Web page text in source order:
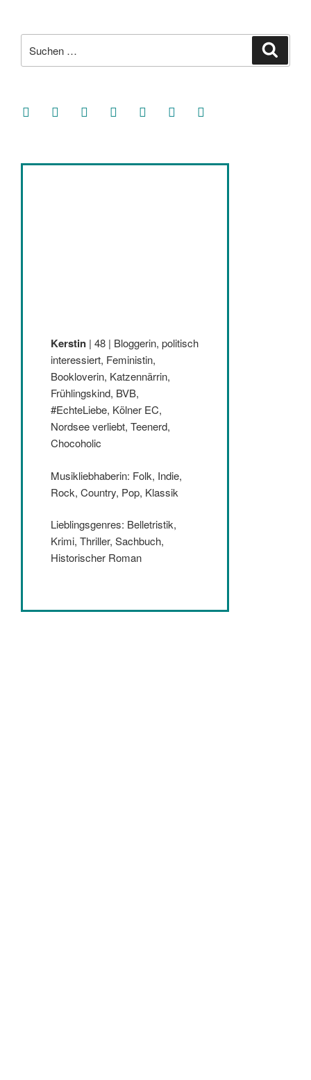
nach:
facebooksoundcloud
twitter mastodoninstagramthreads goodreads
Kerstin | 48 | Bloggerin, politisch
interessiert, Feministin,
Bookloverin, Katzennärrin,
Frühlingskind, BVB,
#EchteLiebe, Kölner EC,
Nordsee verliebt, Teenerd,
Chocoholic
Musikliebhaberin: Folk, Indie,
Rock, Country, Pop, Klassik
Lieblingsgenres: Belletristik,
Krimi, Thriller, Sachbuch,
Historischer Roman